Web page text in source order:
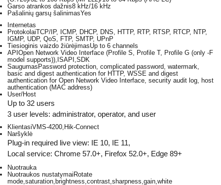
Garso atrankos dažnis8 kHz/16 kHz
Pašalinių garsų šalinimasYes
Internetas
ProtokolaiTCP/IP, ICMP, DHCP, DNS, HTTP, RTP, RTSP, RTCP, NTP,
IGMP, UDP, QoS, FTP, SMTP, UPnP
Tiesioginis vaizdo žiūrėjimasUp to 6 channels
API Open Network Video Interface (Profile S, Profile T, Profile G (only -F
model supports)),ISAPI,SDK
Saugumas Password protection, complicated password, watermark,
basic and digest authentication for HTTP, WSSE and digest
authentication for Open Network Video Interface, security audit log, host
authentication (MAC address)
User/Host
Up to 32 users
3 user levels: administrator, operator, and user
KlientasiVMS-4200,Hik-Connect
Naršyklė
Plug-in required live view: IE 10, IE 11,
Local service: Chrome 57.0+, Firefox 52.0+, Edge 89+
Nuotrauka
Nuotraukos nustatymaiRotate
mode,saturation,brightness,contrast,sharpness,gain,white